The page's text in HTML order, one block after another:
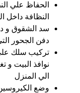
الحفاظ علي
النظافة داخل
سد الشقوق و
دفن الجحور
تركيب سلك
نوافذ البيت و
الي المنزل
وضع